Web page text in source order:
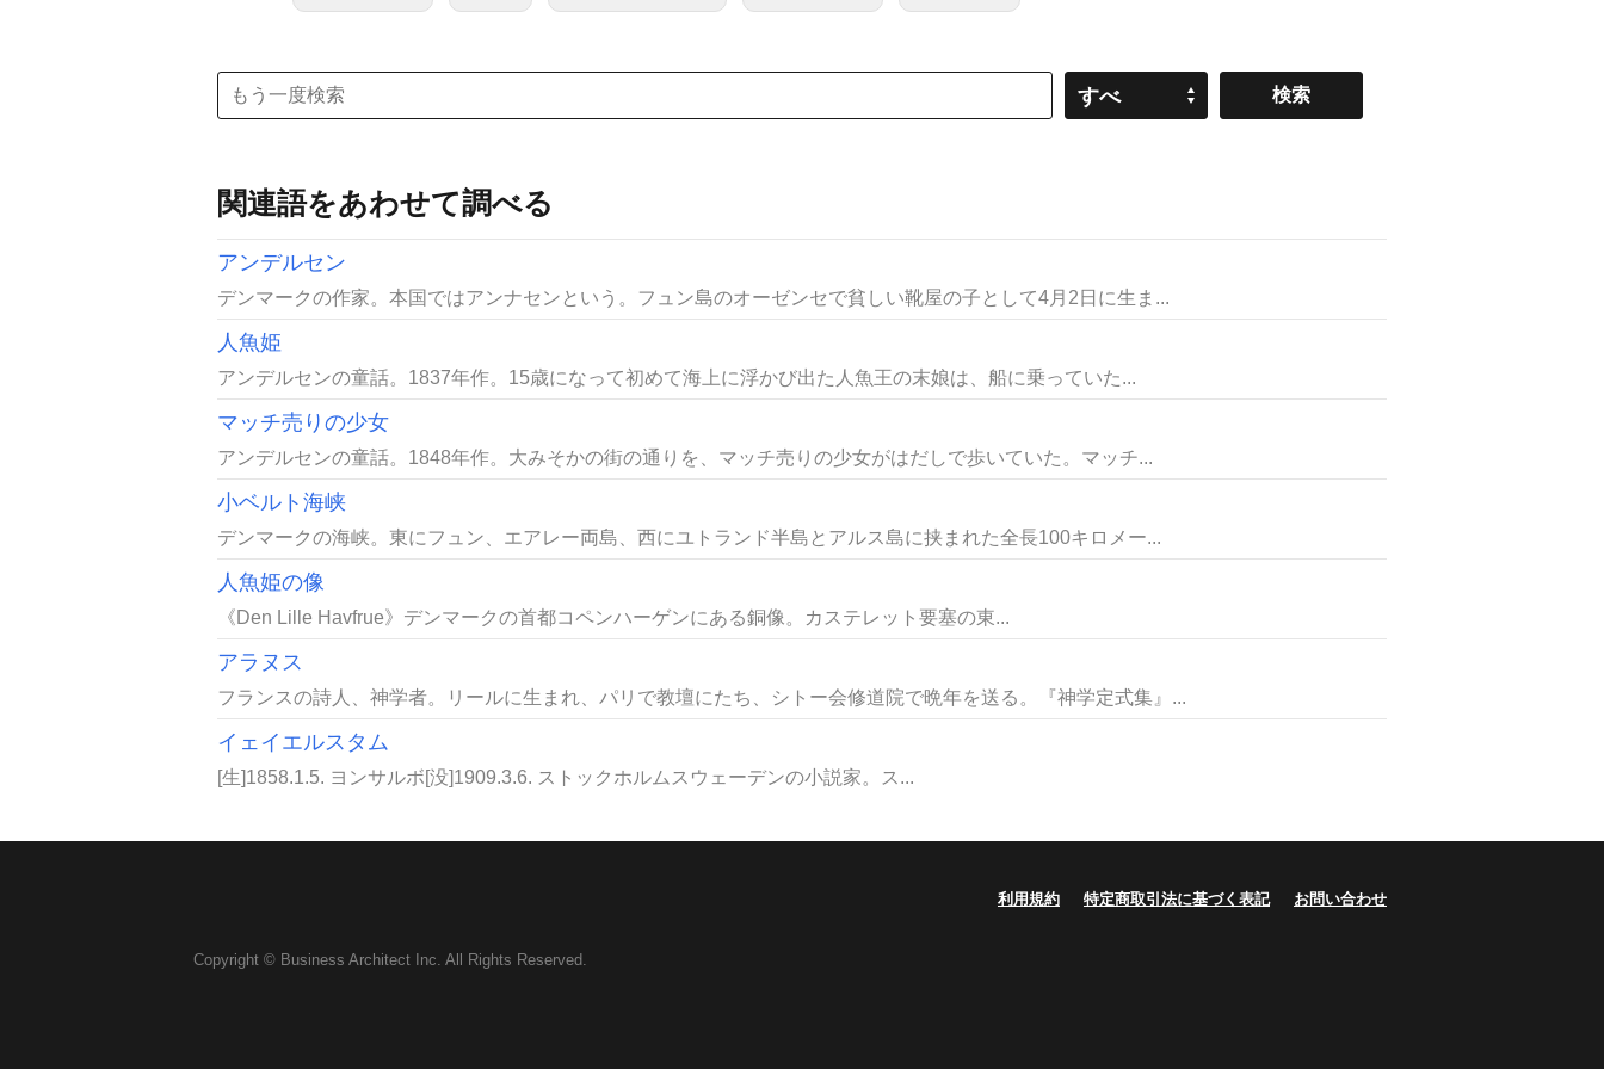
すべ
関連語をあわせて調べる
アンデルセン
デンマークの作家。本国ではアンナセンという。フュン島のオーゼンセで貧しい靴屋の子として4月2日に生ま...
人魚姫
アンデルセンの童話。1837年作。15歳になって初めて海上に浮かび出た人魚王の末娘は、船に乗っていた...
マッチ売りの少女
アンデルセンの童話。1848年作。大みそかの街の通りを、マッチ売りの少女がはだしで歩いていた。マッチ...
小ベルト海峡
デンマークの海峡。東にフュン、エアレー両島、西にユトランド半島とアルス島に挟まれた全長100キロメー...
人魚姫の像
《Den Lille Havfrue》デンマークの首都コペンハーゲンにある銅像。カステレット要塞の東...
アラヌス
フランスの詩人、神学者。リールに生まれ、パリで教壇にたち、シトー会修道院で晩年を送る。『神学定式集』...
イェイエルスタム
[生]1858.1.5. ヨンサルボ[没]1909.3.6. ストックホルムスウェーデンの小説家。ス...
利用規約 特定商取引法に基づく表記 お問い合わせ
Copyright © Business Architect Inc. All Rights Reserved.